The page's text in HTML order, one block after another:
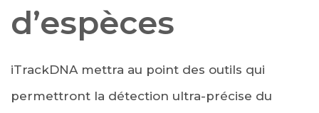
d’espèces
iTrackDNA mettra au point des outils qui
permettront la détection ultra-précise du